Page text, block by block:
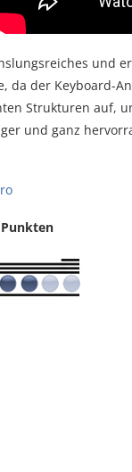
und
da der Keyboard-
Strukturen auf,
und ganz